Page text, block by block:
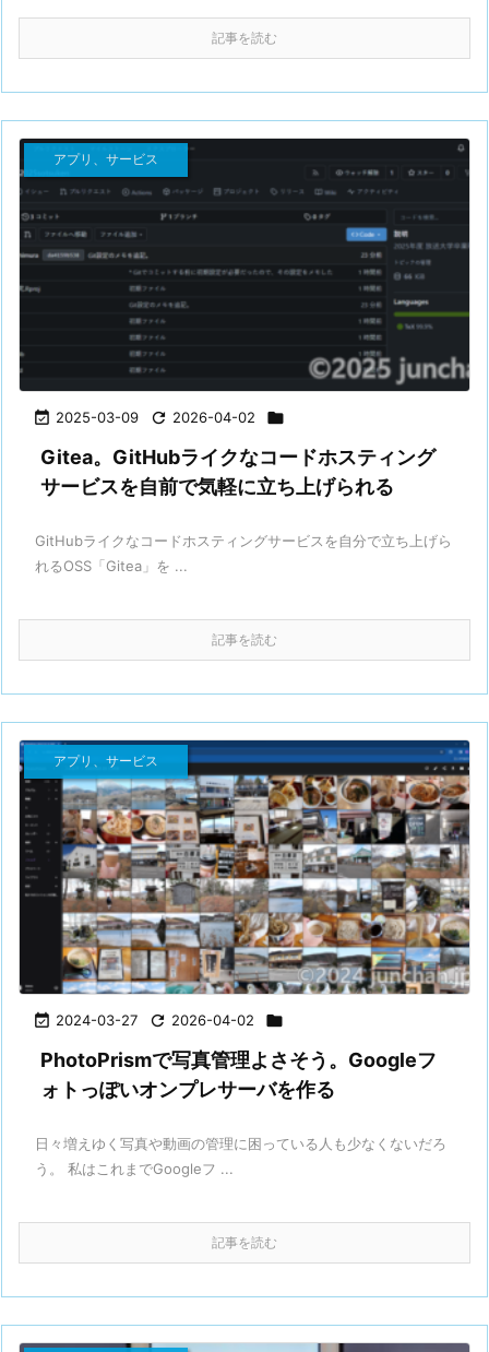
記事を読む
 2025-03-09  2026-04-02 
アプリ、サービス
Gitea。GitHubライクなコードホスティング
サービスを自前で気軽に立ち上げられる
GitHubライクなコードホスティングサービスを自分で立ち上げら
れるOSS「Gitea」を ...
記事を読む
 2024-03-27  2026-04-02 
アプリ、サービス
PhotoPrismで写真管理よさそう。Googleフ
ォトっぽいオンプレサーバを作る
日々増えゆく写真や動画の管理に困っている人も少なくないだろ
う。 私はこれまでGoogleフ ...
記事を読む